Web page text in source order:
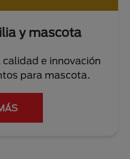
y mascota
e innovación
para mascota.